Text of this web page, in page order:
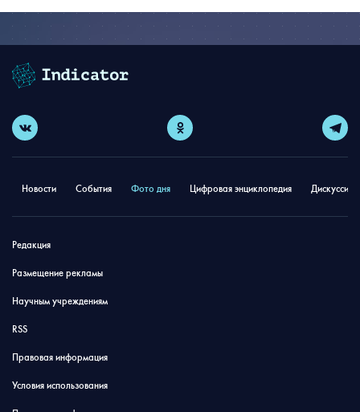
Новости События Фото дня Цифровая энциклопедия
Редакция
Размещение рекламы
Научным учреждениям
RSS
Правовая информация
Условия использования